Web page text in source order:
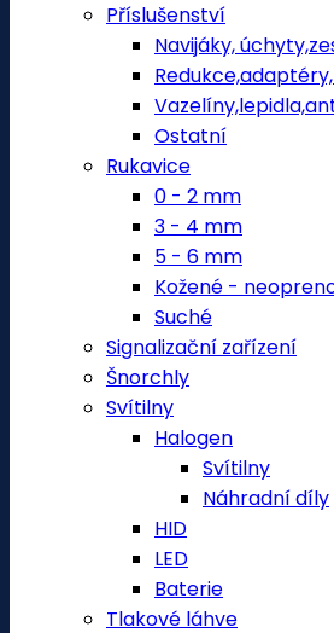
Příslušenství
Navijáky,
Ostatní
Rukavice
0 - 2 mm
3 - 4 mm
5 - 6 mm
Kožené -
Suché
Signalizační zařízení
Šnorchly
Svítilny
Halogen
Svítilny
Náhradní díly
HID
LED
Baterie
Tlakové láhve